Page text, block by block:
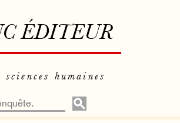
ÉDITEUR
humaines